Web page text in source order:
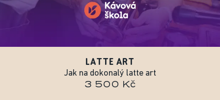
LATTE ART
Jak na dokonalý latte art
3 500 Kč